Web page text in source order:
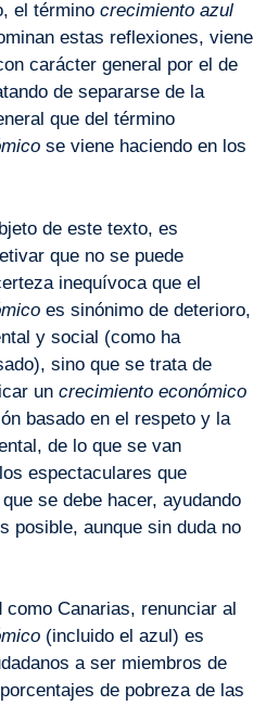
el término crecimiento azul
estas reflexiones, viene
carácter general por el de
de separarse de la
que del término
se viene haciendo en los
de este texto, es
que no se puede
inequívoca que el
es sinónimo de deterioro,
y social (como ha
sino que se trata de
un crecimiento económico
basado en el respeto y la
de lo que se van
espectaculares que
se debe hacer, ayudando
posible, aunque sin duda no
como Canarias, renunciar al
(incluido el azul) es
a ser miembros de
de pobreza de las